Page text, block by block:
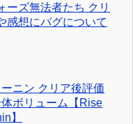
ーズ無法者たち クリ
感想にバグについて
ニン クリア後評価
ボリューム【Rise
】